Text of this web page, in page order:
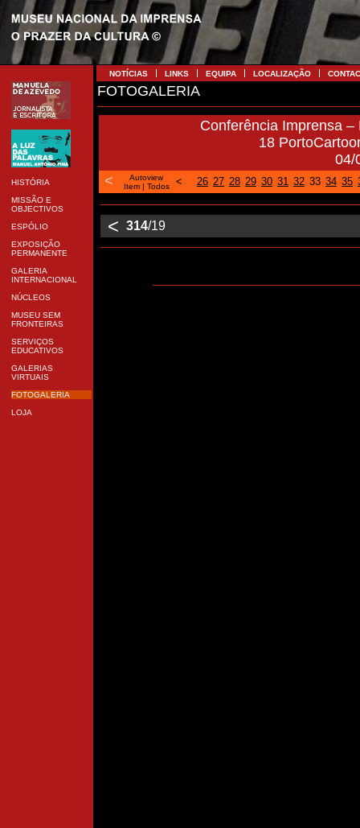
HISTÓRIA
MISSÃO E
OBJECTIVOS
ESPÓLIO
EXPOSIÇÃO
PERMANENTE
GALERIA
INTERNACIONAL
NÚCLEOS
MUSEU SEM
FRONTEIRAS
SERVIÇOS
EDUCATIVOS
GALERIAS
VIRTUAIS
FOTOGALERIA
LOJA
NOTÍCIAS LINKS EQUIPA LOCALIZAÇÃO
FOTOGALERIA
Conferência Imprensa –
18
04/
<
Autoview
Item| Todos < 26 27 28 29 30 31 32 33 34 35
< 314/19